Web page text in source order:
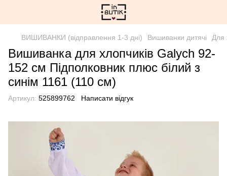
ВИШИВАНКИ (відправлення 1-3 дні) Вишиванки дитячі Для
Вишиванка для хлопчиків Galych 92-
152 см Підполковник плюс білий з
синім 1161 (110 см)
Артикул: 525899762 Написати відгук